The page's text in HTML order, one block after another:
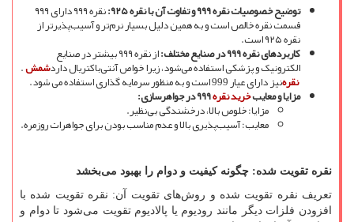
توضیح خصوصیات نقره۹۹۹و تفاوت آن با نقره۹۲۵: نقره ۹۹۹ دارای ۹۹۹
قسمت نقره خالص است و به همین دلیل بسیار نرمتر و آسیبپذیرتر از
نقره ۹۲۵ است.
کاربردهای نقره۹۹۹در صنایع مختلف: از نقره ۹۹۹ بیشتر در صنایع
الکترونیک و پزشکی استفاده میشود، زیرا خواص آنتیباکتریال دارد .شمش
نقرهنیز دارای عیار 999 است و به منظور سرمایه گذاری استفاده می شود.
مزایا و معایبخرید نقره۹۹۹در جواهرسازی:
مزایا: خلوص بالا، درخشندگی بینظیر.
معایب: آسیبپذیری بالا و عدم مناسب بودن برای جواهرات روزمره.
نقره تقویت شده: چگونه کیفیت و دوام را بهبود میبخشد
تعریف نقره تقویت شده و روشهای تقویت آن: نقره تقویت شده با
افزودن فلزات دیگر مانند رودیوم یا پالادیوم تقویت میشود تا دوام و